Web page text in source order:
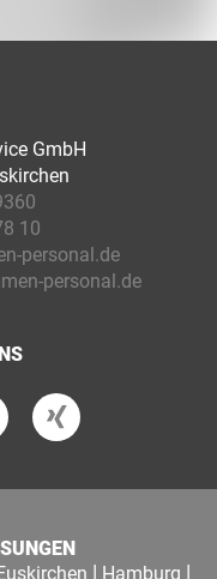
GmbH
10
personal.de
personal.de
| Hamburg |